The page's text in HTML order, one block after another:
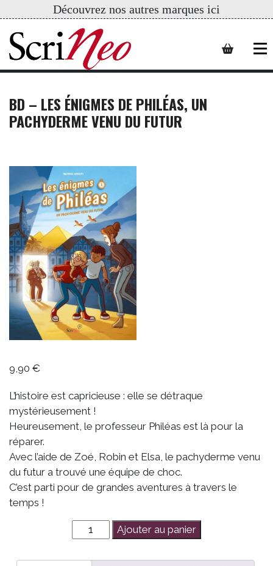
Découvrez nos autres marques ici
BD – LES ÉNIGMES DE PHILÉAS, UN
PACHYDERME VENU DU FUTUR
9,90 €
L’histoire est capricieuse : elle se détraque
mystérieusement !
Heureusement, le professeur Philéas est là pour la
réparer.
Avec l’aide de Zoé, Robin et Elsa, le pachyderme venu
du futur a trouvé une équipe de choc.
C’est parti pour de grandes aventures à travers le
temps !
quantité
de
BD
Ajouter au panier